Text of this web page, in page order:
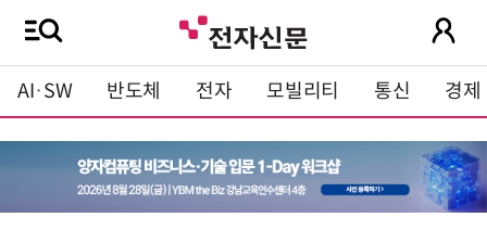
AI·SW 반도체 전자 모빌리티 통신 경제